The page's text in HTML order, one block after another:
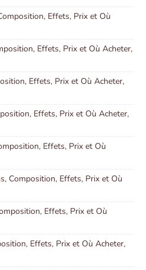
Effets, Prix et Où
Effets, Prix et Où Acheter,
Effets, Prix et Où Acheter,
Effets, Prix et Où Acheter,
Effets, Prix et Où
Composition, Effets, Prix et Où
Effets, Prix et Où
Effets, Prix et Où Acheter,